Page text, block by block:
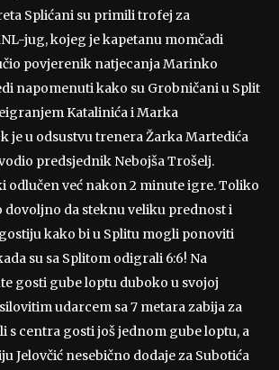
Splićani su primili trofej za
jug, kojeg je kapetanu momčadi
povjerenik natjecanja Marinko
napomenuti kako su Grobničani u Split
Katalinića i Marka
je u odsustvu trenera Žarka Martedića
predsjednik Nebojša Trošelj.
odlučen već nakon 2 minute igre. Toliko
dovoljno da steknu veliku prednost i
kako bi u Splitu mogli ponoviti
su sa Splitom odigrali 6:6! Na
gosti gube loptu duboko u svojoj
udarcem sa 7 metara zabija za
s centra gosti još jednom gube loptu, a
Jelovčić nesebično dodaje za Subotića